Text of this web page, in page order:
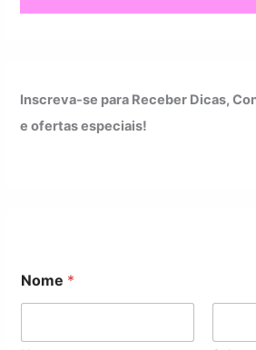
Inscreva-se para Receber Dicas,
e ofertas especiais!
o
m
Nome *